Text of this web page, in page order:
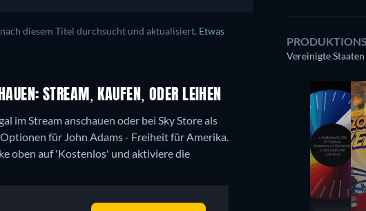
diesem Titel durchsucht und aktualisiert. Etwas
STREAM, KAUFEN, ODER LEIHEN
im Stream anschauen oder bei Sky Store als
für John Adams - Freiheit für Amerika.
oben auf 'Kostenlos' und aktiviere die
Vereinigte Staaten